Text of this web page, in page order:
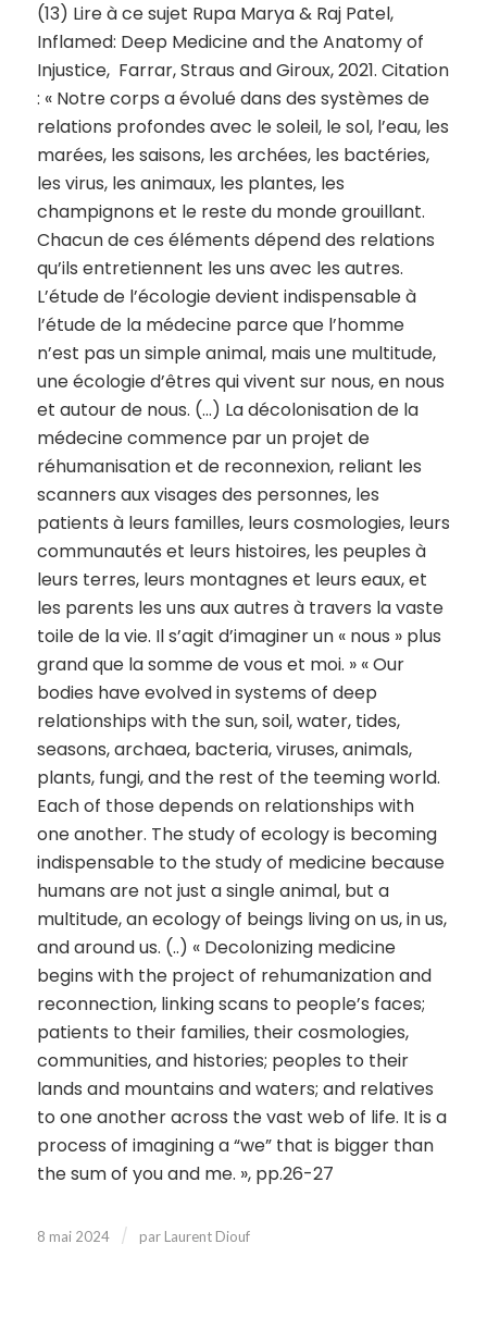
(13) Lire à ce sujet Rupa Marya & Raj Patel,
Inflamed: Deep Medicine and the Anatomy of
Injustice, ‎ Farrar, Straus and Giroux, 2021. Citation
: « Notre corps a évolué dans des systèmes de
relations profondes avec le soleil, le sol, l’eau, les
marées, les saisons, les archées, les bactéries,
les virus, les animaux, les plantes, les
champignons et le reste du monde grouillant.
Chacun de ces éléments dépend des relations
qu’ils entretiennent les uns avec les autres.
L’étude de l’écologie devient indispensable à
l’étude de la médecine parce que l’homme
n’est pas un simple animal, mais une multitude,
une écologie d’êtres qui vivent sur nous, en nous
et autour de nous. (…) La décolonisation de la
médecine commence par un projet de
réhumanisation et de reconnexion, reliant les
scanners aux visages des personnes, les
patients à leurs familles, leurs cosmologies, leurs
communautés et leurs histoires, les peuples à
leurs terres, leurs montagnes et leurs eaux, et
les parents les uns aux autres à travers la vaste
toile de la vie. Il s’agit d’imaginer un « nous » plus
grand que la somme de vous et moi. » « Our
bodies have evolved in systems of deep
relationships with the sun, soil, water, tides,
seasons, archaea, bacteria, viruses, animals,
plants, fungi, and the rest of the teeming world.
Each of those depends on relationships with
one another. The study of ecology is becoming
indispensable to the study of medicine because
humans are not just a single animal, but a
multitude, an ecology of beings living on us, in us,
and around us. (..) « Decolonizing medicine
begins with the project of rehumanization and
reconnection, linking scans to people’s faces;
patients to their families, their cosmologies,
communities, and histories; peoples to their
lands and mountains and waters; and relatives
to one another across the vast web of life. It is a
process of imagining a “we” that is bigger than
the sum of you and me. », pp.26-27
8 mai 2024 / par Laurent Diouf